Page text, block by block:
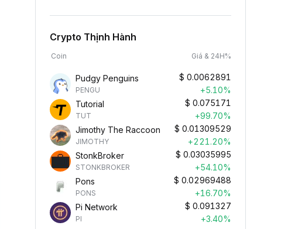
Crypto Thịnh Hành
Coin Giá & 24H%
Pudgy Penguins
PENGU
$ 0.0062891
+5.10%
Tutorial
TUT
$ 0.075171
+99.70%
Jimothy The Raccoon
JIMOTHY
$ 0.01309529
+221.20%
StonkBroker
STONKBROKER
$ 0.03035995
+54.10%
Pons
PONS
$ 0.02969488
+16.70%
Pi Network
PI
$ 0.091327
+3.40%